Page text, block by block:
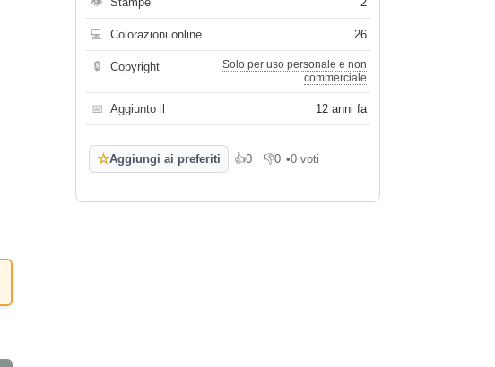
💻 Colorazioni online 26
🔒 Copyright
Solo per uso personale e non
commerciale
📅 Aggiunto il 12 anni fa
☆Aggiungi ai preferiti 👍0
Mi piace
👎0
Non mi piace
•0 voti